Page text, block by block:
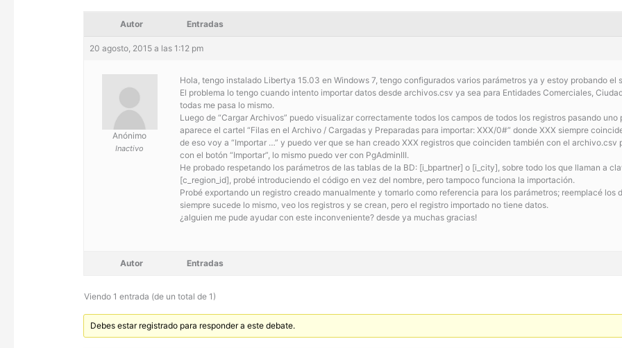
Autor Entradas
20 agosto, 2015 a las 1:12 pm
Anónimo
Inactivo
Hola, tengo instalado Libertya 15.03 en Windows 7, tengo configurados varios parámetros ya y estoy probando el
El problema lo tengo cuando intento importar datos desde archivos.csv ya sea para Entidades Comerciales,
todas me pasa lo mismo.
Luego de “Cargar Archivos” puedo visualizar correctamente todos los campos de todos los registros pasando
aparece el cartel “Filas en el Archivo / Cargadas y Preparadas para importar: XXX/0#” donde XXX siempre
de eso voy a “Importar …” y puedo ver que se han creado XXX registros que coinciden también con el
con el botón “Importar”, lo mismo puedo ver con PgAdminIII.
He probado respetando los parámetros de las tablas de la BD: [i_bpartner] o [i_city], sobre todo los que llaman a
[c_region_id], probé introduciendo el código en vez del nombre, pero tampoco funciona la importación.
Probé exportando un registro creado manualmente y tomarlo como referencia para los parámetros; reemplacé los
siempre sucede lo mismo, veo los registros y se crean, pero el registro importado no tiene datos.
¿alguien me pude ayudar con este inconveniente? desde ya muchas gracias!
Autor Entradas
Viendo 1 entrada (de un total de 1)
Debes estar registrado para responder a este debate.